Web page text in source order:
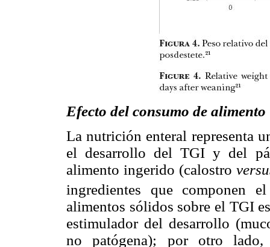
Efecto del consumo de alimento
La nutrición enteral representa
el desarrollo del TGI y del
alimento ingerido (calostro
ingredientes que componen
alimentos sólidos sobre el TGI
estimulador del desarrollo
no patógena); por otro lado,